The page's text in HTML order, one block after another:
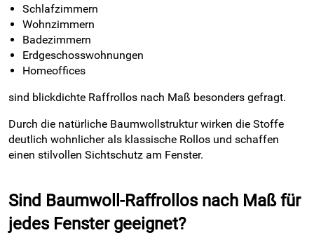
Schlafzimmern
Wohnzimmern
Badezimmern
Erdgeschosswohnungen
Homeoffices
sind blickdichte Raffrollos nach Maß besonders gefragt.
Durch die natürliche Baumwollstruktur wirken die Stoffe
deutlich wohnlicher als klassische Rollos und schaffen
einen stilvollen Sichtschutz am Fenster.
Sind Baumwoll-Raffrollos nach Maß für
jedes Fenster geeignet?